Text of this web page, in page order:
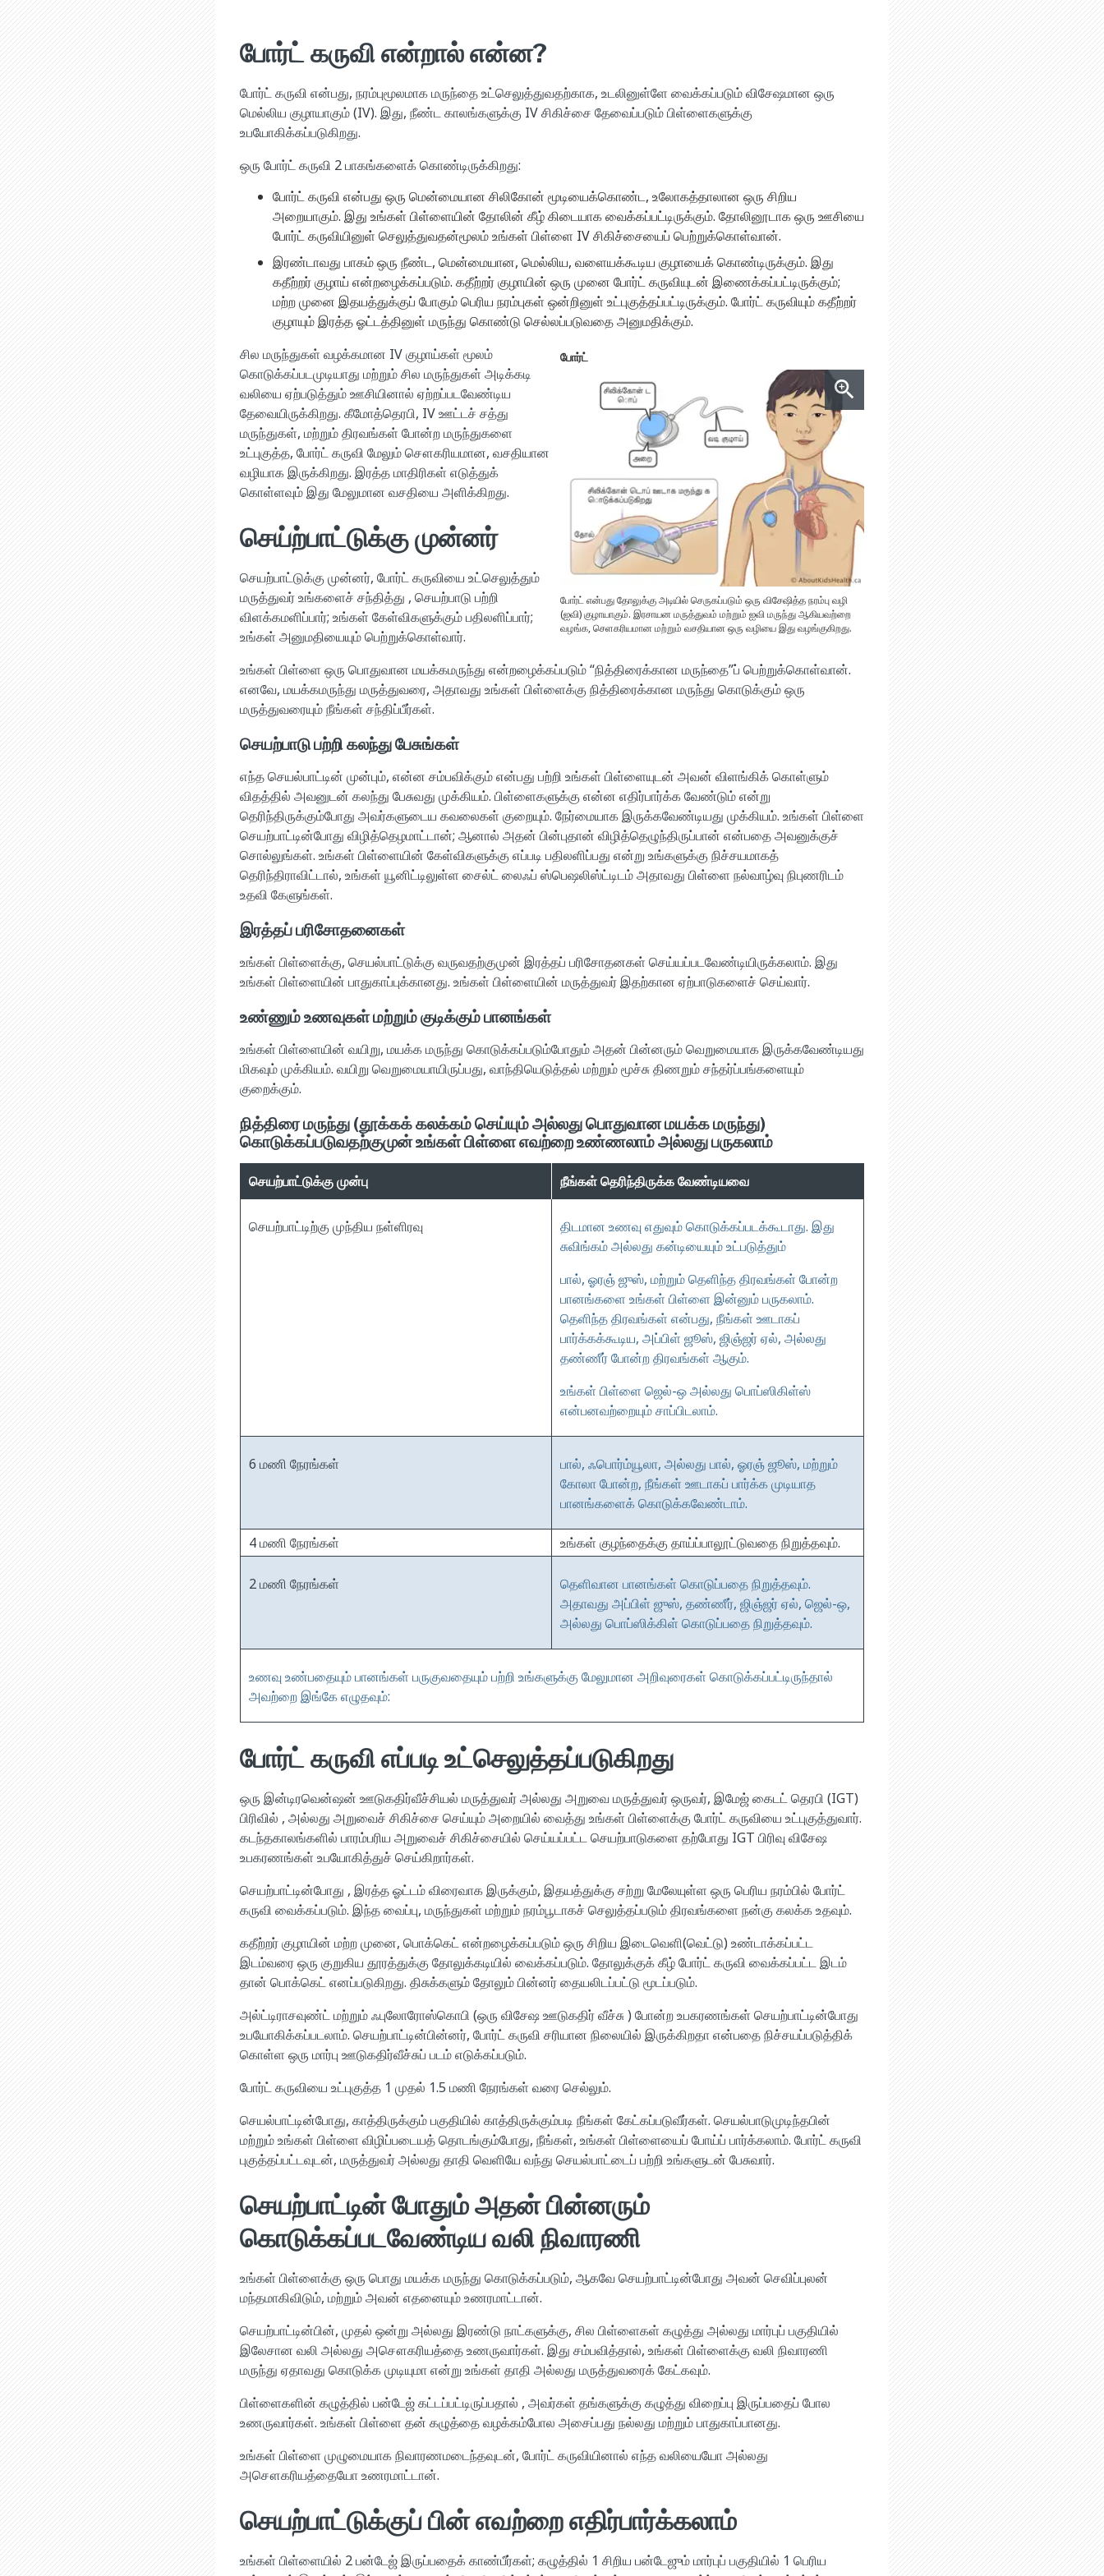
போர்ட் கருவி என்றால் என்ன?
போர்ட் கருவி என்பது, நரம்புமூலமாக மருந்தை உட்செலுத்துவதற்காக, உடலினுள்ளே வைக்கப்படும் விசேஷமான ஒரு
மெல்லிய குழாயாகும் (IV). இது, நீண்ட காலங்களுக்கு IV சிகிச்சை தேவைப்படும் பிள்ளைகளுக்கு
உபயோகிக்கப்படுகிறது.
ஒரு போர்ட் கருவி 2 பாகங்களைக் கொண்டிருக்கிறது:
போர்ட் கருவி என்பது ஒரு மென்மையான சிலிகோன் மூடியைக்கொண்ட, உலோகத்தாலான ஒரு சிறிய
அறையாகும். இது உங்கள் பிள்ளையின் தோலின் கீழ் கிடையாக வைக்கப்பட்டிருக்கும். தோலினூடாக ஒரு ஊசியை
போர்ட் கருவியினுள் செலுத்துவதன்மூலம் உங்கள் பிள்ளை IV சிகிச்சையைப் பெற்றுக்கொள்வான்.
இரண்டாவது பாகம் ஒரு நீண்ட, மென்மையான, மெல்லிய, வளையக்கூடிய குழாயைக் கொண்டிருக்கும். இது
கதீற்றர் குழாய் என்றழைக்கப்படும். கதீற்றர் குழாயின் ஒரு முனை போர்ட் கருவியுடன் இணைக்கப்பட்டிருக்கும்;
மற்ற முனை இதயத்துக்குப் போகும் பெரிய நரம்புகள் ஒன்றினுள் உட்புகுத்தப்பட்டிருக்கும். போர்ட் கருவியும் கதீற்றர்
குழாயும் இரத்த ஓட்டத்தினுள் மருந்து கொண்டு செல்லப்படுவதை அனுமதிக்கும்.
போர்ட்
போர்ட் என்பது தோலுக்கு அடியில் செருகப்படும் ஒரு விசேஷித்த நரம்பு வழி
(ஐவி) குழாயாகும். இரசாயன மருத்துவம் மற்றும் ஐவி மருந்து ஆகியவற்றை
வழங்க, செளகரியமான மற்றும் வசதியான ஒரு வழியை இது வழங்குகிறது.
சில மருந்துகள் வழக்கமான IV குழாய்கள் மூலம்
கொடுக்கப்படமுடியாது மற்றும் சில மருந்துகள் அடிக்கடி
வலியை ஏற்படுத்தும் ஊசியினால் ஏற்றப்படவேண்டிய
தேவையிருக்கிறது. கீமோத்தெரபி, IV ஊட்டச் சத்து
மருந்துகள், மற்றும் திரவங்கள் போன்ற மருந்துகளை
உட்புகுத்த, போர்ட் கருவி மேலும் சௌகரியமான, வசதியான
வழியாக இருக்கிறது. இரத்த மாதிரிகள் எடுத்துக்
கொள்ளவும் இது மேலுமான வசதியை அளிக்கிறது.
செய்ற்பாட்டுக்கு முன்னர்
செயற்பாட்டுக்கு முன்னர், போர்ட் கருவியை உட்செலுத்தும்
மருத்துவர் உங்களைச் சந்தித்து , செயற்பாடு பற்றி
விளக்கமளிப்பார்; உங்கள் கேள்விகளுக்கும் பதிலளிப்பார்;
உங்கள் அனுமதியையும் பெற்றுக்கொள்வார்.
உங்கள் பிள்ளை ஒரு பொதுவான மயக்கமருந்து என்றழைக்கப்படும் “நித்திரைக்கான மருந்தை”ப் பெற்றுக்கொள்வான்.
எனவே, மயக்கமருந்து மருத்துவரை, அதாவது உங்கள் பிள்ளைக்கு நித்திரைக்கான மருந்து கொடுக்கும் ஒரு
மருத்துவரையும் நீங்கள் சந்திப்பீர்கள்.
செயற்பாடு பற்றி கலந்து பேசுங்கள்
எந்த செயல்பாட்டின் முன்பும், என்ன சம்பவிக்கும் என்பது பற்றி உங்கள் பிள்ளையுடன் அவன் விளங்கிக் கொள்ளும்
விதத்தில் அவனுடன் கலந்து பேசுவது முக்கியம். பிள்ளைகளுக்கு என்ன எதிர்பார்க்க வேண்டும் என்று
தெரிந்திருக்கும்போது அவர்களுடைய கவலைகள் குறையும். நேர்மையாக இருக்கவேண்டியது முக்கியம். உங்கள் பிள்ளை
செயற்பாட்டின்போது விழித்தெழமாட்டான்; ஆனால் அதன் பின்புதான் விழித்தெழுந்திருப்பான் என்பதை அவனுக்குச்
சொல்லுங்கள். உங்கள் பிள்ளையின் கேள்விகளுக்கு எப்படி பதிலளிப்பது என்று உங்களுக்கு நிச்சயமாகத்
தெரிந்திராவிட்டால், உங்கள் யூனிட்டிலுள்ள சைல்ட் லைஃப் ஸ்பெஷலிஸ்ட்டிடம் அதாவது பிள்ளை நல்வாழ்வு நிபுணரிடம்
உதவி கேளுங்கள்.
இரத்தப் பரிசோதனைகள்
உங்கள் பிள்ளைக்கு, செயல்பாட்டுக்கு வருவதற்குமுன் இரத்தப் பரிசோதனகள் செய்யப்படவேண்டியிருக்கலாம். இது
உங்கள் பிள்ளையின் பாதுகாப்புக்கானது. உங்கள் பிள்ளையின் மருத்துவர் இதற்கான ஏற்பாடுகளைச் செய்வார்.
உண்ணும் உணவுகள் மற்றும் குடிக்கும் பானங்கள்
உங்கள் பிள்ளையின் வயிறு, மயக்க மருந்து கொடுக்கப்படும்போதும் அதன் பின்னரும் வெறுமையாக இருக்கவேண்டியது
மிகவும் முக்கியம். வயிறு வெறுமையாயிருப்பது, வாந்தியெடுத்தல் மற்றும் மூச்சு திணறும் சந்தர்ப்பங்களையும்
குறைக்கும்.
நித்திரை மருந்து (தூக்கக் கலக்கம் செய்யும் அல்லது பொதுவான மயக்க மருந்து)
கொடுக்கப்படுவதற்குமுன் உங்கள் பிள்ளை எவற்றை உண்ணலாம் அல்லது பருகலாம்
செயற்பாட்டுக்கு முன்பு நீங்கள் தெரிந்திருக்க வேண்டியவை
செயற்பாட்டிற்கு முந்திய நள்ளிரவு
திடமான உணவு எதுவும் கொடுக்கப்படக்கூடாது. இது
சுவிங்கம் அல்லது கன்டியையும் உட்படுத்தும்
பால், ஓரஞ் ஜுஸ், மற்றும் தெளிந்த திரவங்கள் போன்ற
பானங்களை உங்கள் பிள்ளை இன்னும் பருகலாம்.
தெளிந்த திரவங்கள் என்பது, நீங்கள் ஊடாகப்
பார்க்கக்கூடிய, அப்பிள் ஜூஸ், ஜிஞ்ஜர் ஏல், அல்லது
தண்ணீர் போன்ற திரவங்கள் ஆகும்.
உங்கள் பிள்ளை ஜெல்-ஒ அல்லது பொப்ஸிகிள்ஸ்
என்பனவற்றையும் சாப்பிடலாம்.
6 மணி நேரங்கள்
பால், ஃபொர்ம்யூலா, அல்லது பால், ஓரஞ் ஜூஸ், மற்றும்
கோலா போன்ற, நீங்கள் ஊடாகப் பார்க்க முடியாத
பானங்களைக் கொடுக்கவேண்டாம்.
4 மணி நேரங்கள் உங்கள் குழந்தைக்கு தாய்ப்பாலூட்டுவதை நிறுத்தவும்.
2 மணி நேரங்கள்
தெளிவான பானங்கள் கொடுப்பதை நிறுத்தவும்.
அதாவது அப்பிள் ஜுஸ், தண்ணீர், ஜிஞ்ஜர் ஏல், ஜெல்-ஒ,
அல்லது பொப்ஸிக்கிள் கொடுப்பதை நிறுத்தவும்.
உணவு உண்பதையும் பானங்கள் பருகுவதையும் பற்றி உங்களுக்கு மேலுமான அறிவுரைகள் கொடுக்கப்பட்டிருந்தால்
அவற்றை இங்கே எழுதவும்:
போர்ட் கருவி எப்படி உட்செலுத்தப்படுகிறது
ஒரு இன்டிரவென்ஷன் ஊடுகதிர்வீச்சியல் மருத்துவர் அல்லது அறுவை மருத்துவர் ஒருவர், இமேஜ் கைடட் தெரபி (IGT)
பிரிவில் , அல்லது அறுவைச் சிகிச்சை செய்யும் அறையில் வைத்து உங்கள் பிள்ளைக்கு போர்ட் கருவியை உட்புகுத்துவார்.
கடந்தகாலங்களில் பாரம்பரிய அறுவைச் சிகிச்சையில் செய்யப்பட்ட செயற்பாடுகளை தற்போது IGT பிரிவு விசேஷ
உபகரணங்கள் உபயோகித்துச் செய்கிறார்கள்.
செயற்பாட்டின்போது , இரத்த ஓட்டம் விரைவாக இருக்கும், இதயத்துக்கு சற்று மேலேயுள்ள ஒரு பெரிய நரம்பில் போர்ட்
கருவி வைக்கப்படும். இந்த வைப்பு, மருந்துகள் மற்றும் நரம்பூடாகச் செலுத்தப்படும் திரவங்களை நன்கு கலக்க உதவும்.
கதீற்றர் குழாயின் மற்ற முனை, பொக்கெட் என்றழைக்கப்படும் ஒரு சிறிய இடைவெளி(வெட்டு) உண்டாக்கப்பட்ட
இடம்வரை ஒரு குறுகிய தூரத்துக்கு தோலுக்கடியில் வைக்கப்படும். தோலுக்குக் கீழ் போர்ட் கருவி வைக்கப்பட்ட இடம்
தான் பொக்கெட் எனப்படுகிறது. திசுக்களும் தோலும் பின்னர் தையலிடப்பட்டு மூடப்படும்.
அல்ட்டிராசவுண்ட் மற்றும் ஃபுலோரோஸ்கொபி (ஒரு விசேஷ ஊடுகதிர் வீச்சு ) போன்ற உபகரணங்கள் செயற்பாட்டின்போது
உபயோகிக்கப்படலாம். செயற்பாட்டின்பின்னர், போர்ட் கருவி சரியான நிலையில் இருக்கிறதா என்பதை நிச்சயப்படுத்திக்
கொள்ள ஒரு மார்பு ஊடுகதிர்வீச்சுப் படம் எடுக்கப்படும்.
போர்ட் கருவியை உட்புகுத்த 1 முதல் 1.5 மணி நேரங்கள் வரை செல்லும்.
செயல்பாட்டின்போது, காத்திருக்கும் பகுதியில் காத்திருக்கும்படி நீங்கள் கேட்கப்படுவீர்கள். செயல்பாடுமுடிந்தபின்
மற்றும் உங்கள் பிள்ளை விழிப்படையத் தொடங்கும்போது, நீங்கள், உங்கள் பிள்ளையைப் போய்ப் பார்க்கலாம். போர்ட் கருவி
புகுத்தப்பட்டவுடன், மருத்துவர் அல்லது தாதி வெளியே வந்து செயல்பாட்டைப் பற்றி உங்களுடன் பேசுவார்.
செயற்பாட்டின் போதும் அதன் பின்னரும்
கொடுக்கப்படவேண்டிய வலி நிவாரணி
உங்கள் பிள்ளைக்கு ஒரு பொது மயக்க மருந்து கொடுக்கப்படும், ஆகவே செயற்பாட்டின்போது அவன் செவிப்புலன்
மந்தமாகிவிடும், மற்றும் அவன் எதனையும் உணரமாட்டான்.
செயற்பாட்டின்பின், முதல் ஒன்று அல்லது இரண்டு நாட்களுக்கு, சில பிள்ளைகள் கழுத்து அல்லது மார்புப் பகுதியில்
இலேசான வலி அல்லது அசௌகரியத்தை உணருவார்கள். இது சம்பவித்தால், உங்கள் பிள்ளைக்கு வலி நிவாரணி
மருந்து ஏதாவது கொடுக்க முடியுமா என்று உங்கள் தாதி அல்லது மருத்துவரைக் கேட்கவும்.
பிள்ளைகளின் கழுத்தில் பன்டேஜ் கட்டப்பட்டிருப்பதால் , அவர்கள் தங்களுக்கு கழுத்து விறைப்பு இருப்பதைப் போல
உணருவார்கள். உங்கள் பிள்ளை தன் கழுத்தை வழக்கம்போல அசைப்பது நல்லது மற்றும் பாதுகாப்பானது.
உங்கள் பிள்ளை முழுமையாக நிவாரணமடைந்தவுடன், போர்ட் கருவியினால் எந்த வலியையோ அல்லது
அசௌகரியத்தையோ உணரமாட்டான்.
செயற்பாட்டுக்குப் பின் எவற்றை எதிர்பார்க்கலாம்
உங்கள் பிள்ளையில் 2 பன்டேஜ் இருப்பதைக் காண்பீர்கள்; கழுத்தில் 1 சிறிய பன்டேஜும் மார்புப் பகுதியில் 1 பெரிய